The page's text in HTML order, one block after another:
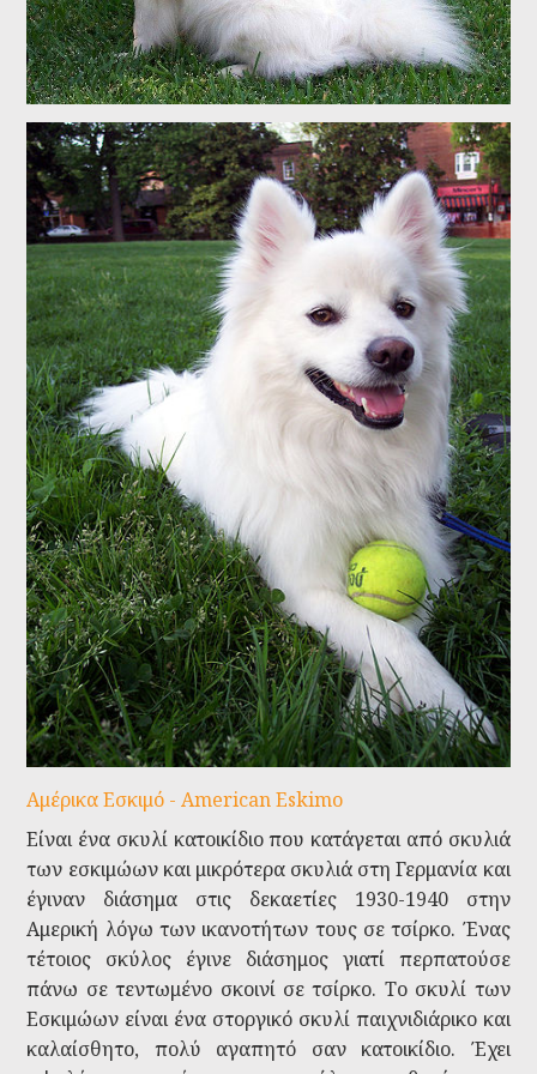
Αμέρικα Εσκιμό - American Eskimo
Είναι ένα σκυλί κατοικίδιο που κατάγεται από σκυλιά
των εσκιμώων και μικρότερα σκυλιά στη Γερμανία και
έγιναν διάσημα στις δεκαετίες 1930-1940 στην
Αμερική λόγω των ικανοτήτων τους σε τσίρκο. Ένας
τέτοιος σκύλος έγινε διάσημος γιατί περπατούσε
πάνω σε τεντωμένο σκοινί σε τσίρκο. Το σκυλί των
Εσκιμώων είναι ένα στοργικό σκυλί παιχνιδιάρικο και
καλαίσθητο, πολύ αγαπητό σαν κατοικίδιο. Έχει